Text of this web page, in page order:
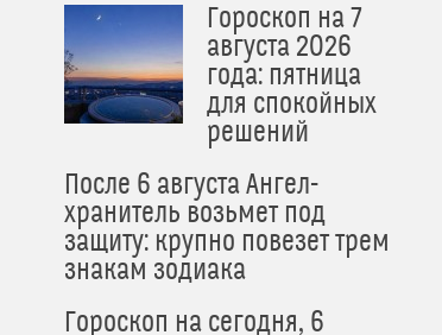
Гороскоп на 7
августа 2026
года: пятница
для спокойных
решений
После 6 августа Ангел-
хранитель возьмет под
защиту: крупно повезет трем
знакам зодиака
Гороскоп на сегодня, 6